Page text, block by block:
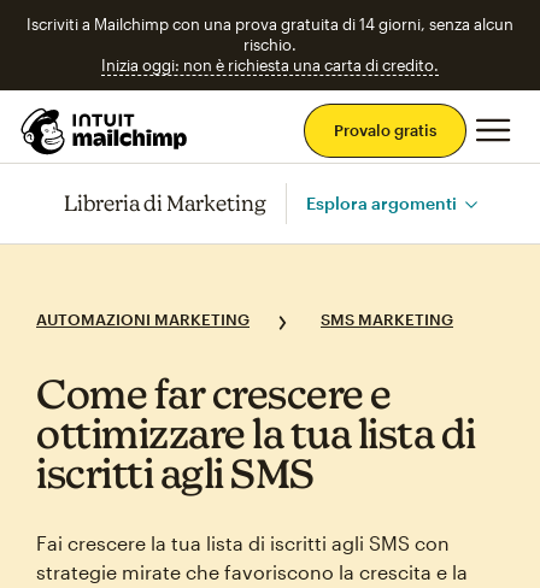
Iscriviti a Mailchimp con una prova gratuita di 14 giorni, senza alcun
rischio.
Inizia oggi: non è richiesta una carta di credito.
Provalo gratis
Libreria di Marketing Esplora argomenti
AUTOMAZIONI MARKETING SMS MARKETING
Come far crescere e
ottimizzare la tua lista di
iscritti agli SMS
Fai crescere la tua lista di iscritti agli SMS con
strategie mirate che favoriscono la crescita e la